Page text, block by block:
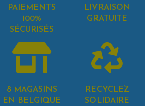
PAIEMENTS
100%
SÉCURISÉS
LIVRAISON
GRATUITE
8 MAGASINS
EN BELGIQUE
RECYCLEZ
SOLIDAIRE